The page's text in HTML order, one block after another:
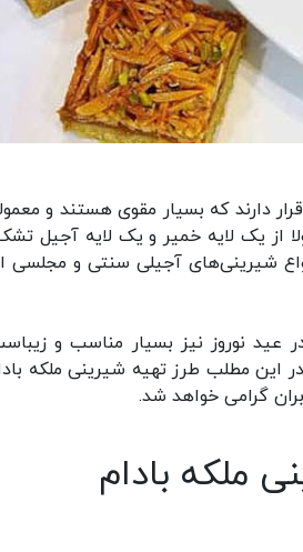
دارند که بسیار مقوی هستند و
از یک لایه خمیر و یک لایه آجیل
شیرینی‌های آجیلی سنتی و مجلسی
عید نوروز نیز بسیار مناسب و
این مطلب طرز تهیه شیرینی ملکه
گرامی خواهد شد.
ملکه بادام